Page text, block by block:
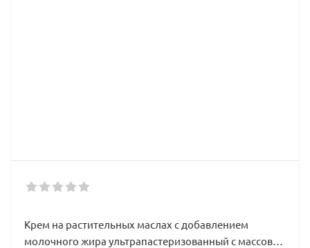
Крем на растительных маслах с добавлением
молочного жира ультрапастеризованный с массовой